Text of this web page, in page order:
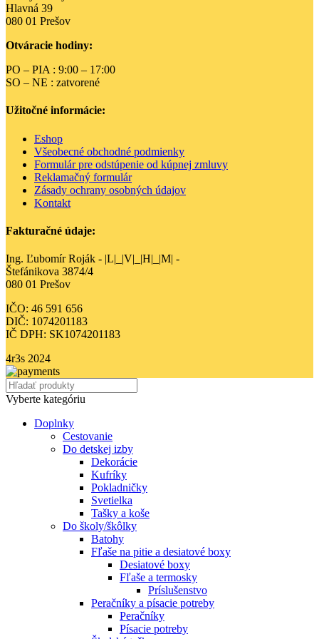
vybrať
na
stránke
produktu.
Hlavná 39
080 01 Prešov
Otváracie hodiny:
PO – PIA : 9:00 – 17:00
SO – NE : zatvorené
Užitočné informácie:
Eshop
Všeobecné obchodné podmienky
Formulár pre odstúpenie od kúpnej zmluvy
Reklamačný formulár
Zásady ochrany osobných údajov
Kontakt
Fakturačné údaje:
Ing. Ľubomír Roják - |L|_|V|_|H|_|M| -
Štefánikova 3874/4
080 01 Prešov
IČO: 46 591 656
DIČ: 1074201183
IČ DPH: SK1074201183
4r3s 2024
Vyberte kategóriu
Doplnky
Cestovanie
Do detskej izby
Dekorácie
Kufríky
Pokladničky
Svetielka
Tašky a koše
Do školy/škôlky
Batohy
Fľaše na pitie a desiatové boxy
Desiatové boxy
Fľaše a termosky
Príslušenstvo
Peračníky a písacie potreby
Peračníky
Písacie potreby